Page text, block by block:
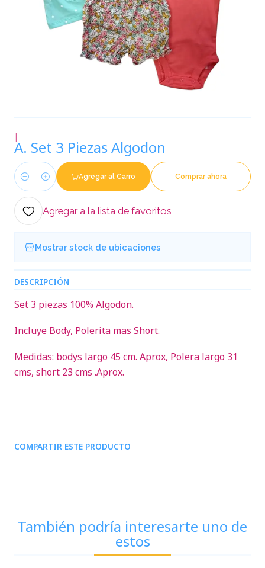
|
A. Set 3 Piezas Algodon
Cantidad
Agregar al Carro Comprar ahora
Agregar a la lista de favoritos
Mostrar stock de ubicaciones
DESCRIPCIÓN
Set 3 piezas 100% Algodon.
Incluye Body, Polerita mas Short.
Medidas: bodys largo 45 cm. Aprox, Polera largo 31
cms, short 23 cms .Aprox.
COMPARTIR ESTE PRODUCTO
También podría interesarte uno de
estos